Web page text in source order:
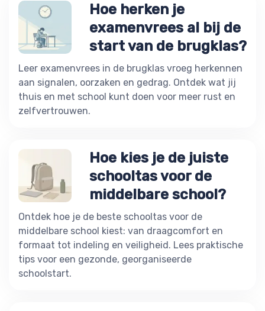
Hoe herken je
examenvrees al bij de
start van de brugklas?
Leer examenvrees in de brugklas vroeg herkennen
aan signalen, oorzaken en gedrag. Ontdek wat jij
thuis en met school kunt doen voor meer rust en
zelfvertrouwen.
Hoe kies je de juiste
schooltas voor de
middelbare school?
Ontdek hoe je de beste schooltas voor de
middelbare school kiest: van draagcomfort en
formaat tot indeling en veiligheid. Lees praktische
tips voor een gezonde, georganiseerde
schoolstart.